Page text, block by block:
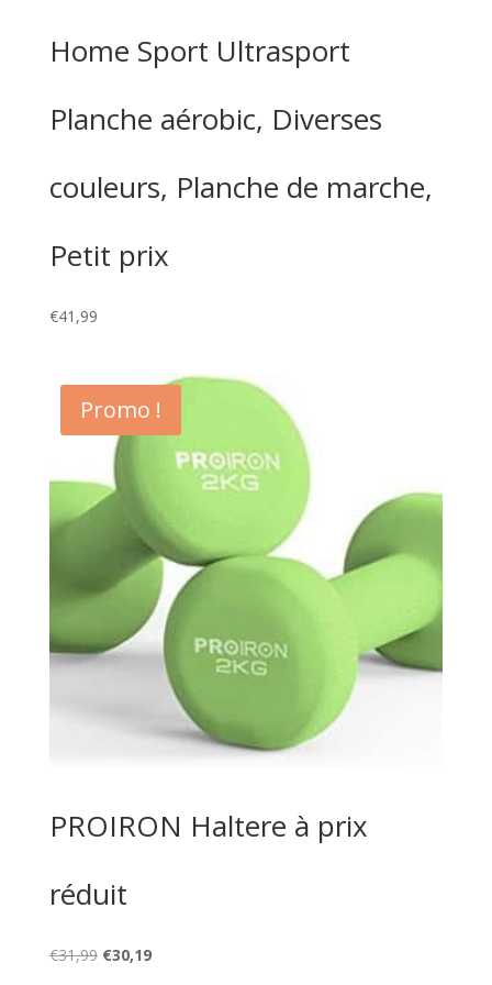
Home Sport Ultrasport
Planche aérobic, Diverses
couleurs, Planche de marche,
Petit prix
€41,99
Promo !
PROIRON Haltere à prix
réduit
€31,99 Le
€30,19Le